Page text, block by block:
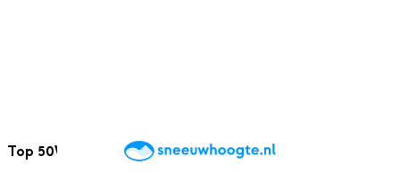
Top 50Webcams WintersportweerKaarten